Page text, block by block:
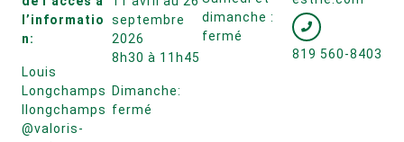
l’informatio
n:
Louis
Longchamps
llongchamps
@valoris-
septembre
2026
8h30 à 11h45
Dimanche:
fermé
dimanche :
fermé
819 560-8403